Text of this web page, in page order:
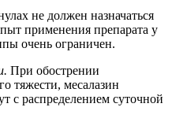
не должен назначаться
применения препарата у
очень ограничен.
При обострении
тяжести, месалазин
с распределением суточной